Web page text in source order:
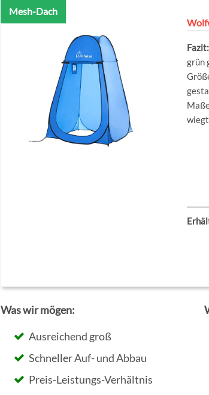
Mesh-Dach
grün
Was wir mögen:
Ausreichend groß
Schneller Auf- und Abbau
Preis-Leistungs-Verhältnis